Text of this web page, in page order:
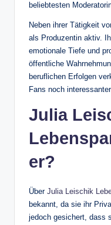
beliebtesten
Neben ihrer Tätigkeit
als Produzentin aktiv.
emotionale Tiefe und
öffentliche
beruflichen Erfolgen
Fans noch
Julia
er?
Über Julia Leischik
bekannt, da sie ihr
jedoch gesichert, dass